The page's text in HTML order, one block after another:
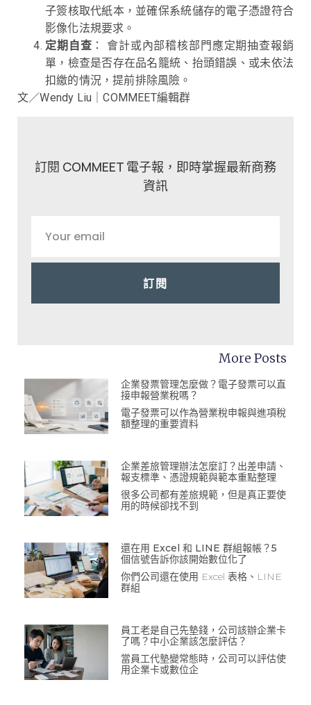
子簽核取代紙本，並確保系統儲存的電子憑證符合
影像化法規要求。
定期自查 ： 會計或內部稽核部門應定期抽查報銷
單，檢查是否存在品名籠統、抬頭錯誤、或未依法
扣繳的情況，提前排除風險。
文／Wendy Liu｜COMMEET編輯群
訂閱 COMMEET 電子報，即時掌握最新商務
資訊
訂閱
More Posts
企業發票管理怎麼做？電子發票可以直
接申報營業稅嗎？
電子發票可以作為營業稅申報與進項稅
額整理的重要資料
企業差旅管理辦法怎麼訂？出差申請、
報支標準、憑證規範與範本重點整理
很多公司都有差旅規範，但是真正要使
用的時候卻找不到
還在用 Excel 和 LINE 群組報帳？5
個信號告訴你該開始數位化了
你們公司還在使用 Excel 表格、LINE
群組
員工老是自己先墊錢，公司該辦企業卡
了嗎？中小企業該怎麼評估？
當員工代墊變常態時，公司可以評估使
用企業卡或數位企